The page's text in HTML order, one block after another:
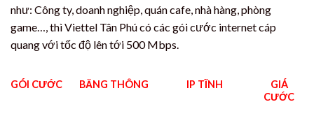
như: Công ty, doanh nghiệp, quán cafe, nhà hàng, phòng
game…, thì Viettel Tân Phú có các gói cước internet cáp
quang với tốc độ lên tới 500 Mbps.
GÓI CƯỚC BĂNG THÔNG IP TĨNH
GIÁ
CƯỚC